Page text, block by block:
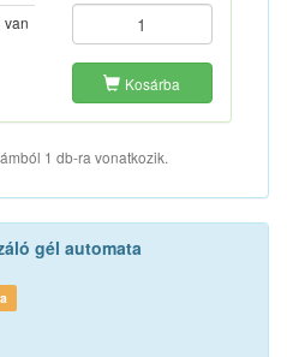
van
Kosárba
1 db-ra vonatkozik.
gél automata